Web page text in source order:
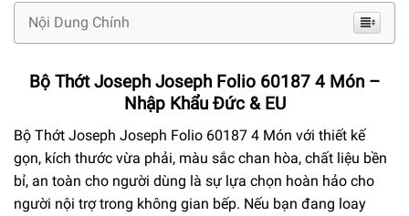
Nội Dung Chính
Bộ Thớt Joseph Joseph Folio 60187 4 Món –
Nhập Khẩu Đức & EU
Bộ Thớt Joseph Joseph Folio 60187 4 Món với thiết kế
gọn, kích thước vừa phải, màu sắc chan hòa, chất liệu bền
bỉ, an toàn cho người dùng là sự lựa chọn hoàn hảo cho
người nội trợ trong không gian bếp. Nếu bạn đang loay